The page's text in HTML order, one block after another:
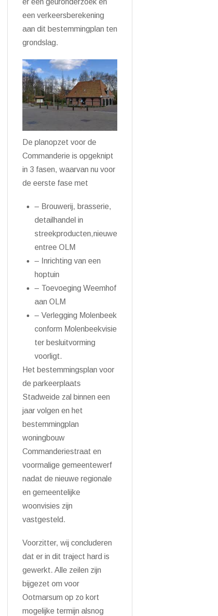
een verkeersberekening
aan dit bestemmingplan ten
grondslag.
De planopzet voor de
Commanderie is opgeknipt
in 3 fasen, waarvan nu voor
de eerste fase met
– Brouwerij, brasserie,
detailhandel in
streekproducten,nieuwe
entree OLM
– Inrichting van een
hoptuin
– Toevoeging Weemhof
aan OLM
– Verlegging Molenbeek
conform Molenbeekvisie
ter besluitvorming
voorligt.
Het bestemmingsplan voor
de parkeerplaats
Stadweide zal binnen een
jaar volgen en het
bestemmingplan
woningbouw
Commanderiestraat en
voormalige gemeentewerf
nadat de nieuwe regionale
en gemeentelijke
woonvisies zijn
vastgesteld.
Voorzitter, wij concluderen
dat er in dit traject hard is
gewerkt. Alle zeilen zijn
bijgezet om voor
Ootmarsum op zo kort
mogelijke termijn alsnog